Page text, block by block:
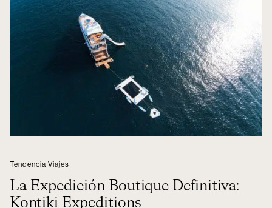
Tendencia Viajes
La Expedición Boutique Definitiva:
Kontiki Expeditions